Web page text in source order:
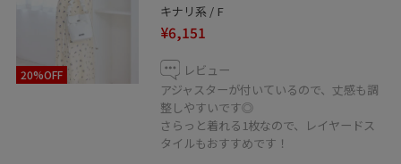
＿＿＿＿＿＿＿＿＿＿＿＿＿＿＿＿＿＿＿
お気に入りのショップ、スタッフ、スタイリングは
♡を押していただければ【お気に入り】から
すぐにご覧いただけます◎
My Instagram @__37mn_
20%OFF
キナリ系 / F
¥6,151
レビュー
アジャスターが付いているので、丈感も調
整しやすいです◎
さらっと着れる1枚なので、レイヤードス
タイルもおすすめです！